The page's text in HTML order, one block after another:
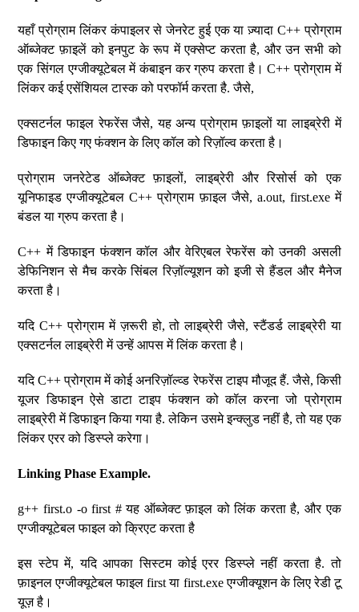
यहाँ प्रोग्राम लिंकर कंपाइलर से जेनरेट हुई एक या ज़्यादा C++ प्रोग्राम
ऑब्जेक्ट फ़ाइलें को इनपुट के रूप में एक्सेप्ट करता है, और उन सभी को
एक सिंगल एग्जीक्यूटेबल में कंबाइन कर ग्रुप करता है। C++ प्रोग्राम में
लिंकर कई एसेंशियल टास्क को परफॉर्म करता है. जैसे,
एक्सटर्नल फाइल रेफरेंस जैसे, यह अन्य प्रोग्राम फ़ाइलों या लाइब्रेरी में
डिफाइन किए गए फंक्शन के लिए कॉल को रिज़ॉल्व करता है।
प्रोग्राम जनरेटेड ऑब्जेक्ट फ़ाइलों, लाइब्रेरी और रिसोर्स को एक
यूनिफाइड एग्जीक्यूटेबल C++ प्रोग्राम फ़ाइल जैसे, a.out, first.exe में
बंडल या ग्रुप करता है।
C++ में डिफाइन फंक्शन कॉल और वेरिएबल रेफरेंस को उनकी असली
डेफिनिशन से मैच करके सिंबल रिज़ॉल्यूशन को इजी से हैंडल और मैनेज
करता है।
यदि C++ प्रोग्राम में ज़रूरी हो, तो लाइब्रेरी जैसे, स्टैंडर्ड लाइब्रेरी या
एक्सटर्नल लाइब्रेरी में उन्हें आपस में लिंक करता है।
यदि C++ प्रोग्राम में कोई अनरिज़ॉल्व्ड रेफरेंस टाइप मौजूद हैं. जैसे, किसी
यूजर डिफाइन ऐसे डाटा टाइप फंक्शन को कॉल करना जो प्रोग्राम
लाइब्रेरी में डिफाइन किया गया है. लेकिन उसमे इन्क्लुड नहीं है, तो यह एक
लिंकर एरर को डिस्प्ले करेगा।
Linking Phase Example.
g++ first.o -o first # यह ऑब्जेक्ट फ़ाइल को लिंक करता है, और एक
एग्जीक्यूटेबल फाइल को क्रिएट करता है
इस स्टेप में, यदि आपका सिस्टम कोई एरर डिस्प्ले नहीं करता है. तो
फ़ाइनल एग्जीक्यूटेबल फाइल first या first.exe एग्जीक्यूशन के लिए रेडी टू
यूज़ है।